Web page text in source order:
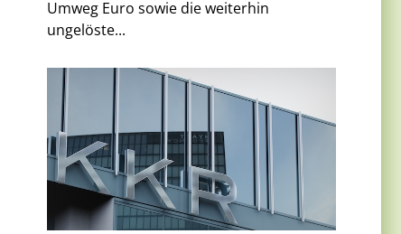
Umweg Euro sowie die weiterhin
ungelöste...